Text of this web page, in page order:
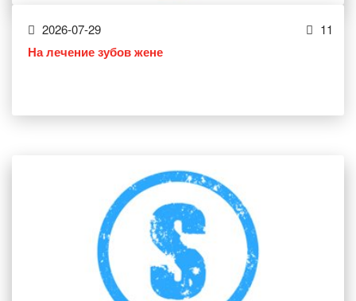
2026-07-29 11
На лечение зубов жене